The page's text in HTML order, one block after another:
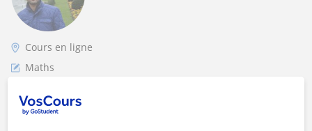
Cours en ligne
Maths
Ingénieur Procédés & Nucléaire. J'enseigne :
Maths/Physique/Chimie & Sciences de